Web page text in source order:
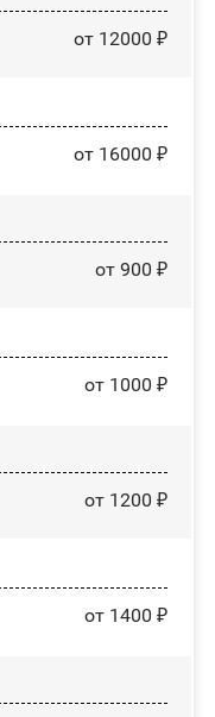
от 12000 ₽
от 16000 ₽
от 900 ₽
от 1000 ₽
от 1200 ₽
от 1400 ₽